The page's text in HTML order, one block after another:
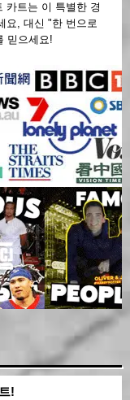
카트는 이 특별한 경
요, 대신 "한 번으로
믿으세요!
!